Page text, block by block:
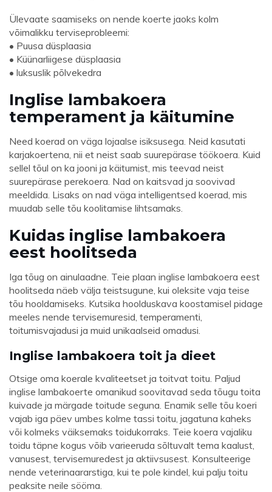
Ülevaate saamiseks on nende koerte jaoks kolm
võimalikku terviseprobleemi:
• Puusa düsplaasia
• Küünarliigese düsplaasia
• luksuslik põlvekedra
Inglise lambakoera
temperament ja käitumine
Need koerad on väga lojaalse isiksusega. Neid kasutati
karjakoertena, nii et neist saab suurepärase töökoera. Kuid
sellel tõul on ka jooni ja käitumist, mis teevad neist
suurepärase perekoera. Nad on kaitsvad ja soovivad
meeldida. Lisaks on nad väga intelligentsed koerad, mis
muudab selle tõu koolitamise lihtsamaks.
Kuidas inglise lambakoera
eest hoolitseda
Iga tõug on ainulaadne. Teie plaan inglise lambakoera eest
hoolitseda näeb välja teistsugune, kui oleksite vaja teise
tõu hooldamiseks. Kutsika hoolduskava koostamisel pidage
meeles nende tervisemuresid, temperamenti,
toitumisvajadusi ja muid unikaalseid omadusi.
Inglise lambakoera toit ja dieet
Otsige oma koerale kvaliteetset ja toitvat toitu. Paljud
inglise lambakoerte omanikud soovitavad seda tõugu toita
kuivade ja märgade toitude seguna. Enamik selle tõu koeri
vajab iga päev umbes kolme tassi toitu, jagatuna kaheks
või kolmeks väiksemaks toidukorraks. Teie koera vajaliku
toidu täpne kogus võib varieeruda sõltuvalt tema kaalust,
vanusest, tervisemuredest ja aktiivsusest. Konsulteerige
nende veterinaararstiga, kui te pole kindel, kui palju toitu
peaksite neile sööma.